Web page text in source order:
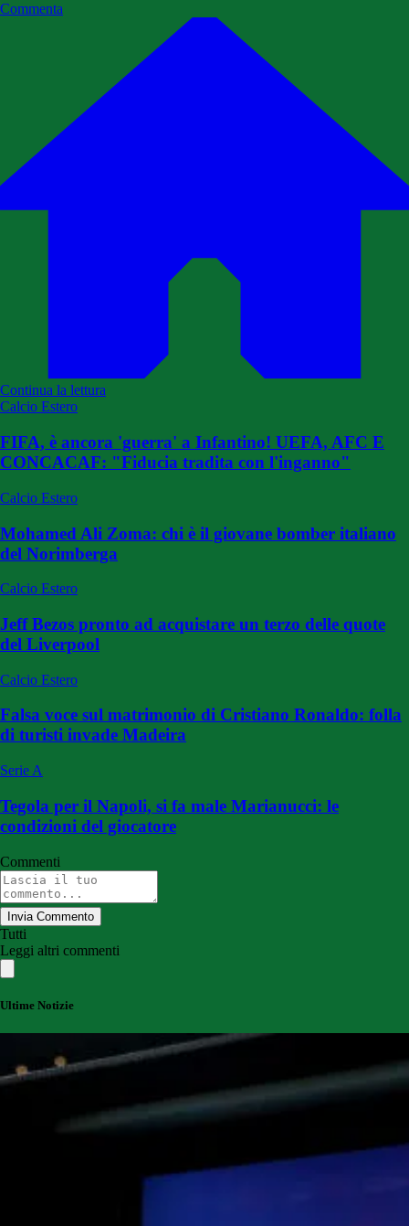
Commenta
Continua la lettura
Calcio Estero
FIFA, è ancora 'guerra' a Infantino! UEFA, AFC E
CONCACAF: "Fiducia tradita con l'inganno"
Calcio Estero
Mohamed Ali Zoma: chi è il giovane bomber italiano
del Norimberga
Calcio Estero
Jeff Bezos pronto ad acquistare un terzo delle quote
del Liverpool
Calcio Estero
Falsa voce sul matrimonio di Cristiano Ronaldo: folla
di turisti invade Madeira
Serie A
Tegola per il Napoli, si fa male Marianucci: le
condizioni del giocatore
Commenti
Invia Commento
Tutti
Leggi altri commenti
Ultime Notizie